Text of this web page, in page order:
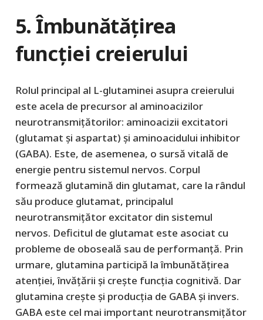
5. Îmbunătățirea
funcției creierului
Rolul principal al L-glutaminei asupra creierului
este acela de precursor al aminoacizilor
neurotransmițătorilor: aminoacizii excitatori
(glutamat și aspartat) și aminoacidului inhibitor
(GABA). Este, de asemenea, o sursă vitală de
energie pentru sistemul nervos. Corpul
formează glutamină din glutamat, care la rândul
său produce glutamat, principalul
neurotransmițător excitator din sistemul
nervos. Deficitul de glutamat este asociat cu
probleme de oboseală sau de performanță. Prin
urmare, glutamina participă la îmbunătățirea
atenției, învățării și crește funcția cognitivă. Dar
glutamina crește și producția de GABA și invers.
GABA este cel mai important neurotransmițător